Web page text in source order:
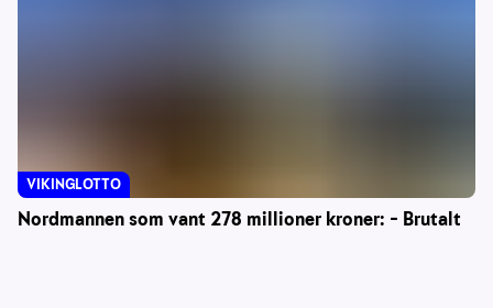
Nordmannen som vant 278 millioner kroner: – Brutalt
VIKINGLOTTO